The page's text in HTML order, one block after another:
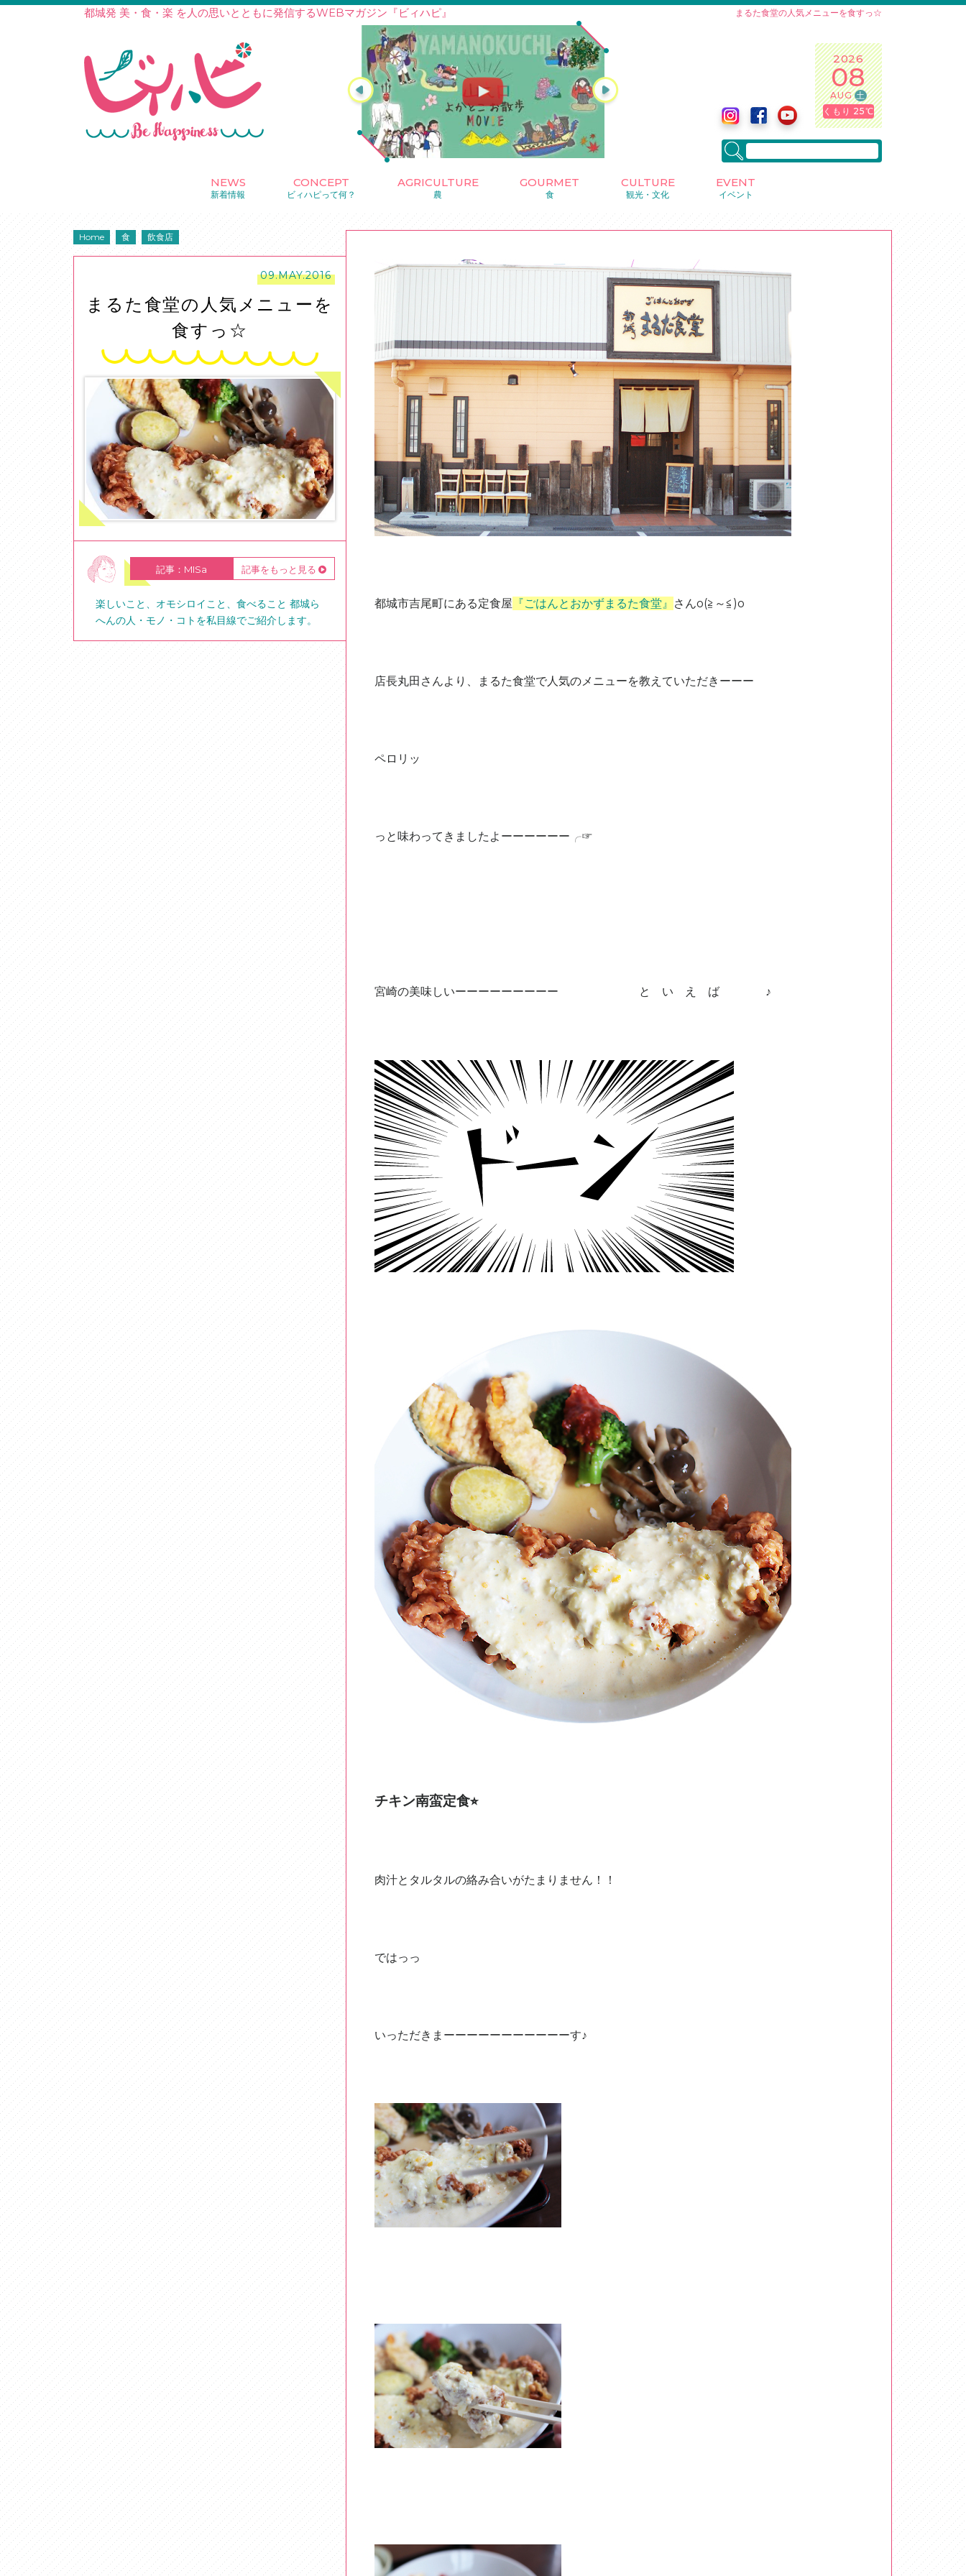
まるた食堂の人気メニューを食すっ☆
都城発 美・食・楽 を人の思いとともに発信するWEBマガジン『ビィハピ』
2026
08
AUG土
くもり 25℃
NEWS
新着情報
CONCEPT
ビィハピって何？
AGRICULTURE
農
GOURMET
食
CULTURE
観光・文化
EVENT
イベント
Home 食 飲食店
09.MAY.2016
まるた食堂の人気メニューを
食すっ☆
記事：MISa 記事をもっと見る
楽しいこと、オモシロイこと、食べること 都城ら
へんの人・モノ・コトを私目線でご紹介します。
都城市吉尾町にある定食屋 『ごはんとおかずまるた食堂』 さんo(≧～≦)o
店長丸田さんより、まるた食堂で人気のメニューを教えていただきーーー
ペロリッ
っと味わってきましたよーーーーーー ╭☞
宮崎の美味しいーーーーーーーーー と い え ば ♪
チキン南蛮定食⭐︎
肉汁とタルタルの絡み合いがたまりません！！
ではっっ
いっただきまーーーーーーーーーーーす♪